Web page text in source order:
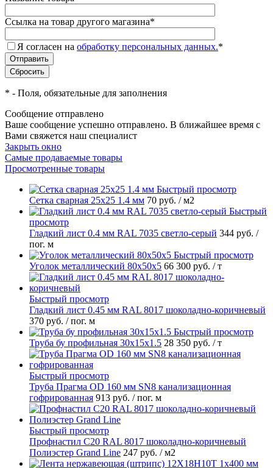
Ссылка на товар другого магазина*
Я согласен на обработку персональных данных.*
* - Поля, обязательные для заполнения
Сообщение отправлено
Ваше сообщение успешно отправлено. В ближайшее время с
Вами свяжется наш специалист
Закрыть окно
Самые продаваемые товары
Просмотренные товары
Быстрый просмотр
Сетка сварная 25х25 1.4 мм 70 руб. / м2
Быстрый
просмотр
Гладкий лист 0.4 мм RAL 7035 светло-серый 344 руб. /
пог. м
Быстрый просмотр
Уголок металлический 80х50х5 66 300 руб. / т
Быстрый просмотр
Гладкий лист 0.45 мм RAL 8017 шоколадно-коричневый
370 руб. / пог. м
Быстрый просмотр
Труба бу профильная 30х15х1.5 28 350 руб. / т
Быстрый просмотр
Труба Прагма OD 160 мм SN8 канализационная
гофрированная 913 руб. / пог. м
Быстрый просмотр
Профнастил С20 RAL 8017 шоколадно-коричневый
Полиэстер Grand Line 247 руб. / м2